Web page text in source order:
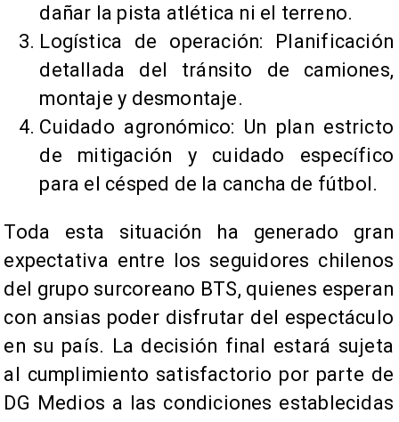
dañar la pista atlética ni el terreno.
Logística de operación: Planificación
detallada del tránsito de camiones,
montaje y desmontaje.
Cuidado agronómico: Un plan estricto
de mitigación y cuidado específico
para el césped de la cancha de fútbol.
Toda esta situación ha generado gran
expectativa entre los seguidores chilenos
del grupo surcoreano BTS, quienes esperan
con ansias poder disfrutar del espectáculo
en su país. La decisión final estará sujeta
al cumplimiento satisfactorio por parte de
DG Medios a las condiciones establecidas